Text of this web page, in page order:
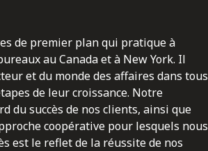
de premier plan qui pratique à
au Canada et à New York. Il
et du monde des affaires dans tous
de leur croissance. Notre
du succès de nos clients, ainsi que
coopérative pour lesquels nous
est le reflet de la réussite de nos